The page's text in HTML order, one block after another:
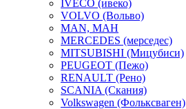
IVECO (ивеко)
VOLVO (Вольво)
MAN, МАН
MERCEDES (мерседес)
MITSUBISHI (Мицубиси)
PEUGEOT (Пежо)
RENAULT (Рено)
SCANIA (Скания)
Volkswagen (Фольксваген)